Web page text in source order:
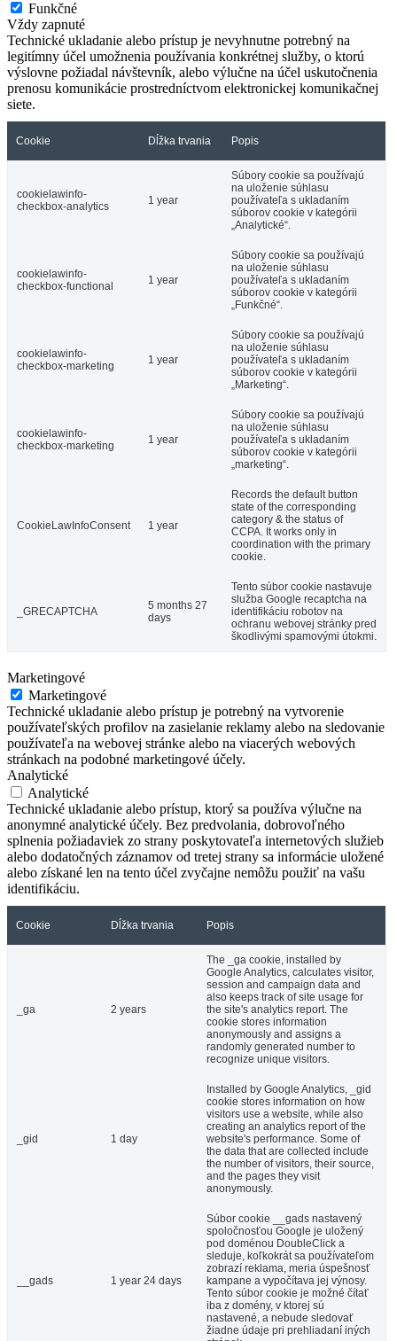
Funkčné
Vždy zapnuté
Technické ukladanie alebo prístup je nevyhnutne potrebný na
legitímny účel umožnenia používania konkrétnej služby, o ktorú
výslovne požiadal návštevník, alebo výlučne na účel uskutočnenia
prenosu komunikácie prostredníctvom elektronickej komunikačnej
siete.
Cookie Dĺžka trvania Popis
cookielawinfo-
checkbox-analytics
1 year
Súbory cookie sa používajú
na uloženie súhlasu
používateľa s ukladaním
súborov cookie v kategórii
„Analytické“.
cookielawinfo-
checkbox-functional
1 year
Súbory cookie sa používajú
na uloženie súhlasu
používateľa s ukladaním
súborov cookie v kategórii
„Funkčné“.
cookielawinfo-
checkbox-marketing
1 year
Súbory cookie sa používajú
na uloženie súhlasu
používateľa s ukladaním
súborov cookie v kategórii
„Marketing“.
cookielawinfo-
checkbox-marketing
1 year
Súbory cookie sa používajú
na uloženie súhlasu
používateľa s ukladaním
súborov cookie v kategórii
„marketing“.
CookieLawInfoConsent 1 year
Records the default button
state of the corresponding
category & the status of
CCPA. It works only in
coordination with the primary
cookie.
_GRECAPTCHA
5 months 27
days
Tento súbor cookie nastavuje
služba Google recaptcha na
identifikáciu robotov na
ochranu webovej stránky pred
škodlivými spamovými útokmi.
Marketingové
Marketingové
Technické ukladanie alebo prístup je potrebný na vytvorenie
používateľských profilov na zasielanie reklamy alebo na sledovanie
používateľa na webovej stránke alebo na viacerých webových
stránkach na podobné marketingové účely.
Analytické
Analytické
Technické ukladanie alebo prístup, ktorý sa používa výlučne na
anonymné analytické účely. Bez predvolania, dobrovoľného
splnenia požiadaviek zo strany poskytovateľa internetových služieb
alebo dodatočných záznamov od tretej strany sa informácie uložené
alebo získané len na tento účel zvyčajne nemôžu použiť na vašu
identifikáciu.
Cookie Dĺžka trvania Popis
_ga 2 years
The _ga cookie, installed by
Google Analytics, calculates visitor,
session and campaign data and
also keeps track of site usage for
the site's analytics report. The
cookie stores information
anonymously and assigns a
randomly generated number to
recognize unique visitors.
_gid 1 day
Installed by Google Analytics, _gid
cookie stores information on how
visitors use a website, while also
creating an analytics report of the
website's performance. Some of
the data that are collected include
the number of visitors, their source,
and the pages they visit
anonymously.
__gads 1 year 24 days
Súbor cookie __gads nastavený
spoločnosťou Google je uložený
pod doménou DoubleClick a
sleduje, koľkokrát sa používateľom
zobrazí reklama, meria úspešnosť
kampane a vypočítava jej výnosy.
Tento súbor cookie je možné čítať
iba z domény, v ktorej sú
nastavené, a nebude sledovať
žiadne údaje pri prehliadaní iných